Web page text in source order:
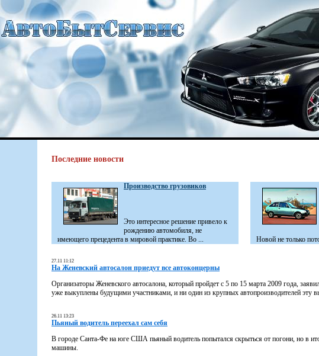
Последние новости
Производство грузовиков
Это интересное решение привело к
рождению автомобиля, не
имеющего прецедента в мировой практике. Во ...
Новой не только
27.11 11:12
На Женевский автосалон приедут все автоконцерны
Организаторы Женевского автосалона, который пройдет с 5 по 15 марта 2009 года,
уже выкуплены будущими участниками, и ни один из крупных автопроизводителей эту
26.11 13:23
Пьяный водитель переехал сам себя
В городе Санта-Фе на юге США пьяный водитель попытался скрыться от погони, но в
машины.